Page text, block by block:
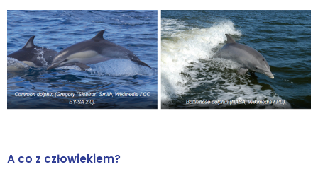
A co z człowiekiem?